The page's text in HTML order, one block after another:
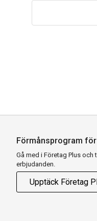
Förmånsprogram
Gå med i Företag Plus och
erbjudanden.
Upptäck Företag